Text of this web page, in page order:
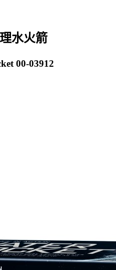
水火箭
00-03912